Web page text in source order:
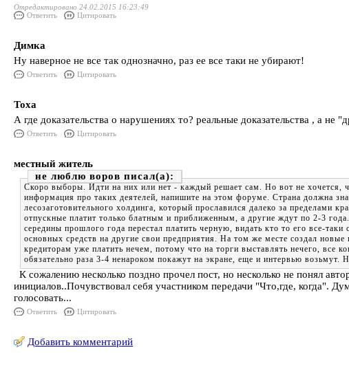
Отредактировано 24.02.2015 16:23:49
Ответить
Цитировать
Димка
Ну наверное не все так однозначно, раз ее все таки не убирают!
Ответить Цитировать
Тоха
А где доказательства о нарушениях то? реальные доказательства , а не
Ответить Цитировать
местный житель
не люблю воров
Скоро выборы. Идти на них или нет - каждый решает сам. Но вот не хочется,
информация про таких деятелей, напишите на этом форуме. Страна должна
лесозаготовительного холдинга, который прославился далеко за пределами
отпускные платит только блатным и приближенным, а другие ждут по 2-3
середины прошлого года перестал платить черную, видать кто то его все-
основных средств на другие свои предприятия. На том же месте создал
кредиторам уже платить нечем, потому что на торги выставлять нечего,
обязательно раза 3-4 ненароком покажут на экране, еще и интервью
К сожалению несколько поздно прочел пост, но несколько не понял
инициалов..Почувствовал себя участником передачи "Что,где, когда".
голосовать...
Ответить Цитировать
Добавить комментарий